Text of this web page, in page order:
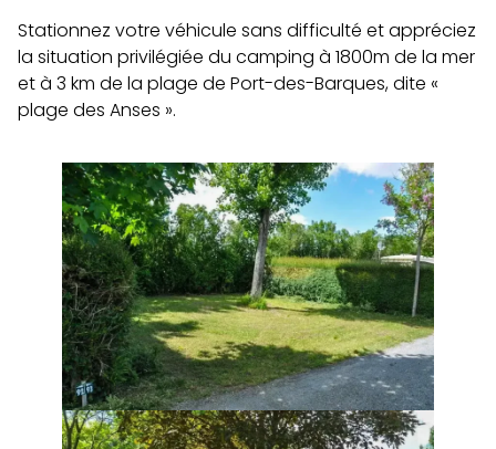
Stationnez votre véhicule sans difficulté et appréciez
la situation privilégiée du camping à 1800m de la mer
et à 3 km de la plage de Port-des-Barques, dite «
plage des Anses ».